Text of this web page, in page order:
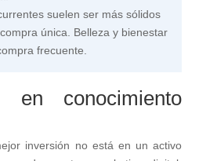
suelen ser más sólidos
única. Belleza y bienestar
frecuente.
en conocimiento
inversión no está en un activo